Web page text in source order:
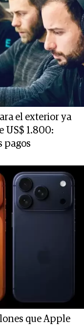
el exterior ya
US$ 1.800:
pagos
que Apple